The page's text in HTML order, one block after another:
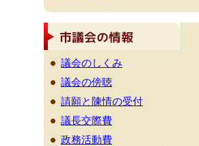
議会のしくみ
議会の傍聴
請願と陳情の受付
議長交際費
政務活動費